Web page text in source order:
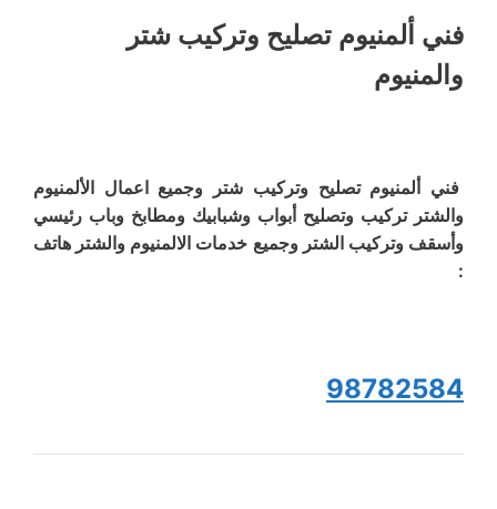
فني ألمنيوم تصليح وتركيب شتر
والمنيوم
فني ألمنيوم تصليح وتركيب شتر وجميع اعمال الألمنيوم
والشتر تركيب وتصليح أبواب وشبابيك ومطابخ وباب رئيسي
وأسقف وتركيب الشتر وجميع خدمات الالمنيوم والشتر هاتف
:
98782584